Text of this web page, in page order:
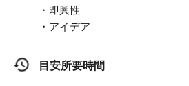
・即興性
・アイデア
目安所要時間